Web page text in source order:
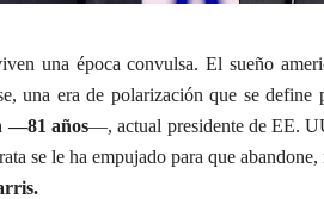
una época convulsa. El sueño
una era de polarización que se
—81 años—, actual presidente de EE.
se le ha empujado para que